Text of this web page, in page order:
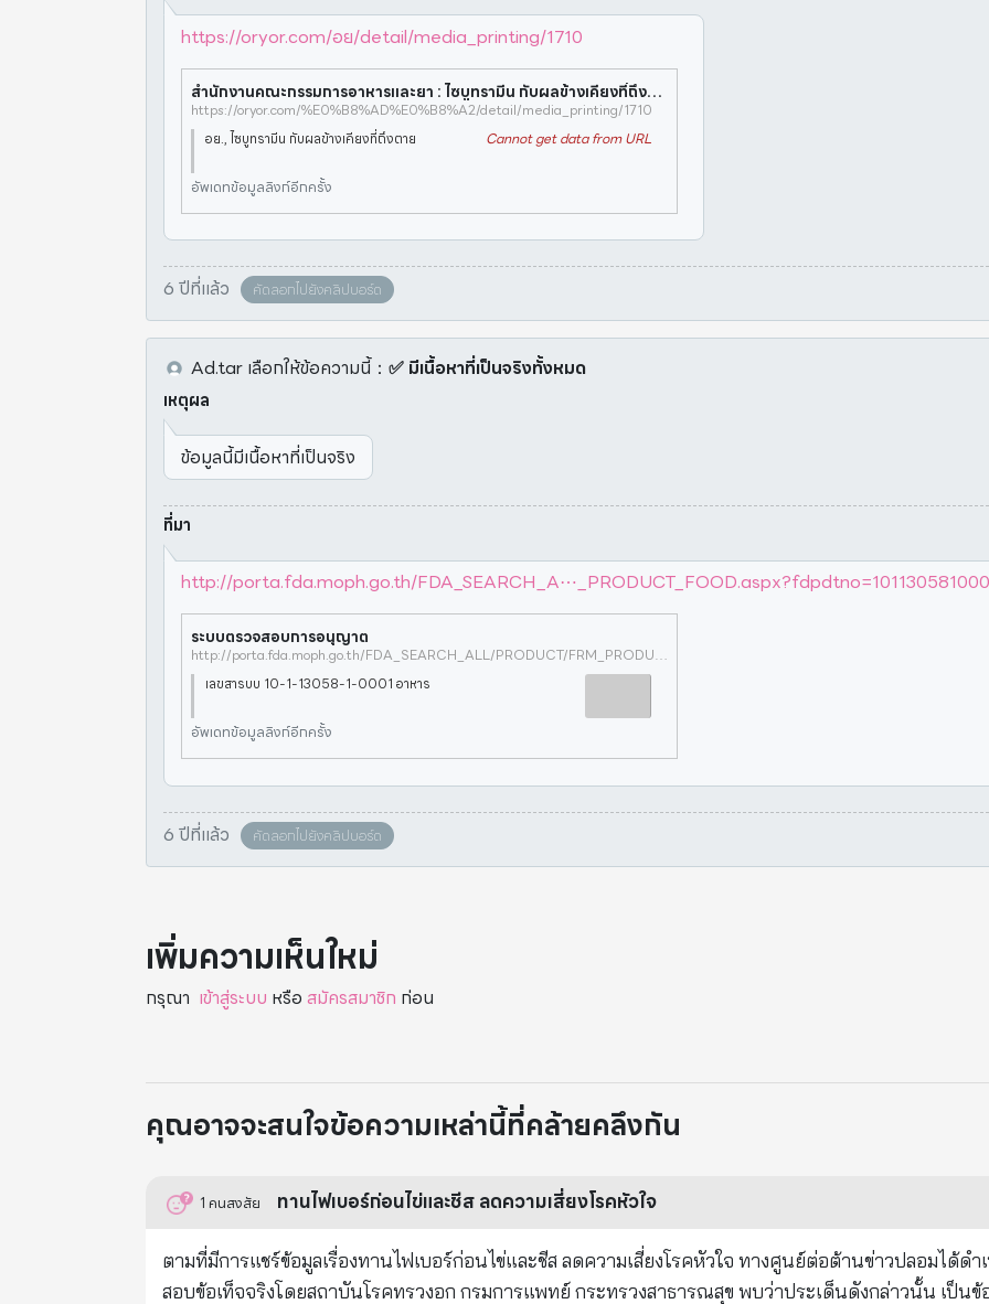
https://oryor.com/อย/detail/media_printing/1710
สำนักงานคณะกรรมการอาหารและยา : ไซบูทรามีน กับผลข้างเคียงที่ถึงตาย
https://oryor.com/%E0%B8%AD%E0%B8%A2/detail/media_printing/1710
อย., ไซบูทรามีน กับผลข้างเคียงที่ถึงตาย
Cannot get data from URL
อัพเดทข้อมูลลิงก์อีกครั้ง
6 ปีที่แล้ว คัดลอกไปยังคลิปบอร์ด
Ad.tar เลือกให้ข้อความนี้： ✅ มีเนื้อหาที่เป็นจริงทั้งหมด
เหตุผล
ข้อมูลนี้มีเนื้อหาที่เป็นจริง
ที่มา
http://porta.fda.moph.go.th/
ระบบตรวจสอบการอนุญาต
http://porta.fda.moph.go.th/FDA_SEARCH_ALL/PRODUCT/FRM_PRODUCT_FOOD.aspx?fdpdtno=1011305810001
เลขสารบบ 10-1-13058-1-0001 อาหาร
อัพเดทข้อมูลลิงก์อีกครั้ง
6 ปีที่แล้ว คัดลอกไปยังคลิปบอร์ด
เพิ่มความเห็นใหม่
กรุณา เข้าสู่ระบบ หรือ สมัครสมาชิก ก่อน
คุณอาจจะสนใจข้อความเหล่านี้ที่คล้ายคลึงกัน
1 คนสงสัย ทานไฟเบอร์ก่อนไข่และชีส ลดความเสี่ยงโรคหัวใจ
ตามที่มีการแชร์ข้อมูลเรื่องทานไฟเบอร์ก่อนไข่และชีส ลดความเสี่ยงโรคหัวใจ ทางศูนย์ต่อต้านข่าวปลอมได้ดำ
สอบข้อเท็จจริงโดยสถาบันโรคทรวงอก กรมการแพทย์ กระทรวงสาธารณสุข พบว่าประเด็นดังกล่าวนั้น เป็นข้อมูล